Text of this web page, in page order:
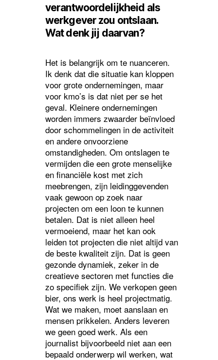
verantwoordelijkheid als
werkgever zou ontslaan.
Wat denk jij daarvan?
Het is belangrijk om te nuanceren.
Ik denk dat die situatie kan kloppen
voor grote ondernemingen, maar
voor kmo’s is dat niet per se het
geval. Kleinere ondernemingen
worden immers zwaarder beïnvloed
door schommelingen in de activiteit
en andere onvoorziene
omstandigheden. Om ontslagen te
vermijden die een grote menselijke
en financiële kost met zich
meebrengen, zijn leidinggevenden
vaak gewoon op zoek naar
projecten om een loon te kunnen
betalen. Dat is niet alleen heel
vermoeiend, maar het kan ook
leiden tot projecten die niet altijd van
de beste kwaliteit zijn. Dat is geen
gezonde dynamiek, zeker in de
creatieve sectoren met functies die
zo specifiek zijn. We verkopen geen
bier, ons werk is heel projectmatig.
Wat we maken, moet aanslaan en
mensen prikkelen. Anders leveren
we geen goed werk. Als een
journalist bijvoorbeeld niet aan een
bepaald onderwerp wil werken, wat